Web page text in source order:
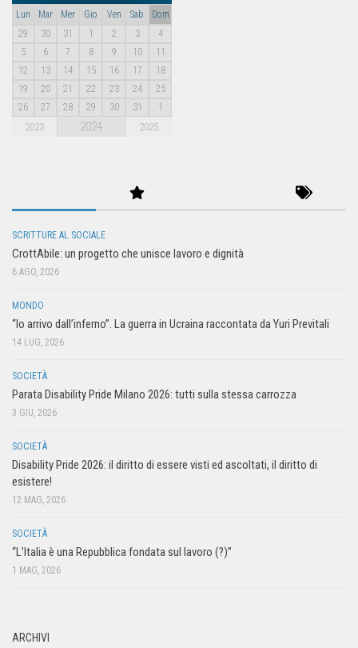
Lun Mar Mer Gio Ven Sab
Dom
29
30 31 1 2 3
4
5
6 7 8 9 10
11
12
13 14 15 16 17
18
19
20 21 22 23 24
25
26
27 28 29 30 31 1
2023 2024 2025
SCRITTURE AL SOCIALE
CrottAbile: un progetto che unisce lavoro e dignità
6 AGO, 2026
MONDO
“Io arrivo dall’inferno”. La guerra in Ucraina raccontata da Yuri Previtali
14 LUG, 2026
SOCIETÀ
Parata Disability Pride Milano 2026: tutti sulla stessa carrozza
3 GIU, 2026
SOCIETÀ
Disability Pride 2026: il diritto di essere visti ed ascoltati, il diritto di
esistere!
12 MAG, 2026
SOCIETÀ
“L’Italia è una Repubblica fondata sul lavoro (?)”
1 MAG, 2026
ARCHIVI